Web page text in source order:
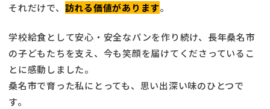
それだけで、 訪れる価値があります。
学校給食として安心・安全なパンを作り続け、長年桑名市
の子どもたちを支え、今も笑顔を届けてくださっているこ
とに感動しました。
桑名市で育った私にとっても、思い出深い味のひとつで
す。